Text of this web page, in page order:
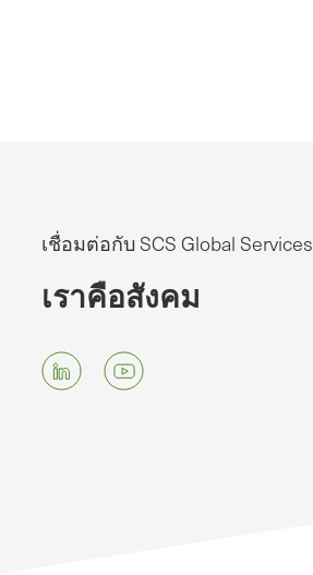
เชื่อมต่อกับ SCS Global Services
เราคือสังคม